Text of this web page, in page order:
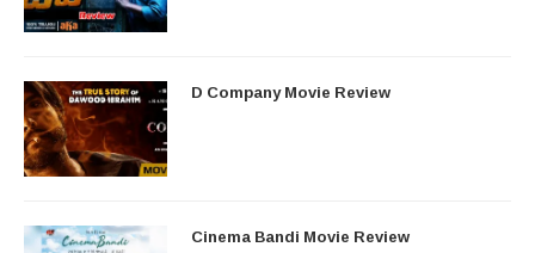
D Company Movie Review
Cinema Bandi Movie Review